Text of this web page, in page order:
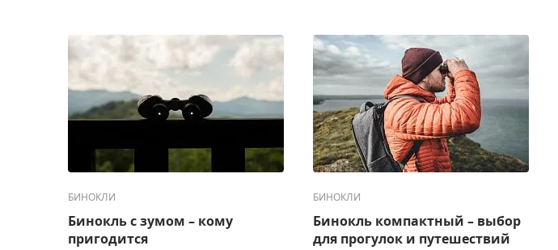
БИНОКЛИ
Бинокль с зумом – кому
пригодится
БИНОКЛИ
Бинокль компактный – выбор
для прогулок и путешествий